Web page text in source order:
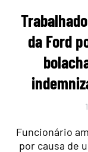
da Ford
Funcionário
por causa de